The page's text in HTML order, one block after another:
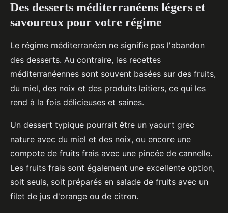
Des desserts méditerranéens légers et
savoureux pour votre régime
Le régime méditerranéen ne signifie pas l'abandon
des desserts. Au contraire, les recettes
méditerranéennes sont souvent basées sur des fruits,
du miel, des noix et des produits laitiers, ce qui les
rend à la fois délicieuses et saines.
Un dessert typique pourrait être un yaourt grec
nature avec du miel et des noix, ou encore une
compote de fruits frais avec une pincée de cannelle.
Les fruits frais sont également une excellente option,
soit seuls, soit préparés en salade de fruits avec un
filet de jus d'orange ou de citron.